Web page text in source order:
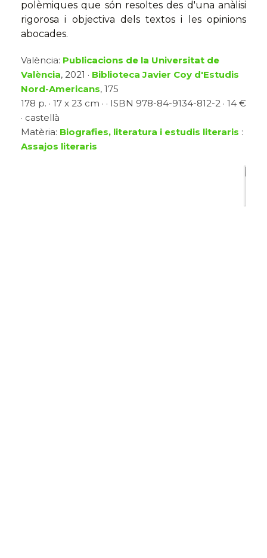
polèmiques que són resoltes des d'una anàlisi
rigorosa i objectiva dels textos i les opinions
abocades.
València: Publicacions de la Universitat de
València, 2021 · Biblioteca Javier Coy d'Estudis
Nord-Americans, 175
178 p. · 17 x 23 cm · · ISBN 978-84-9134-812-2 · 14 €
· castellà
Matèria: Biografies, literatura i estudis literaris :
Assajos literaris